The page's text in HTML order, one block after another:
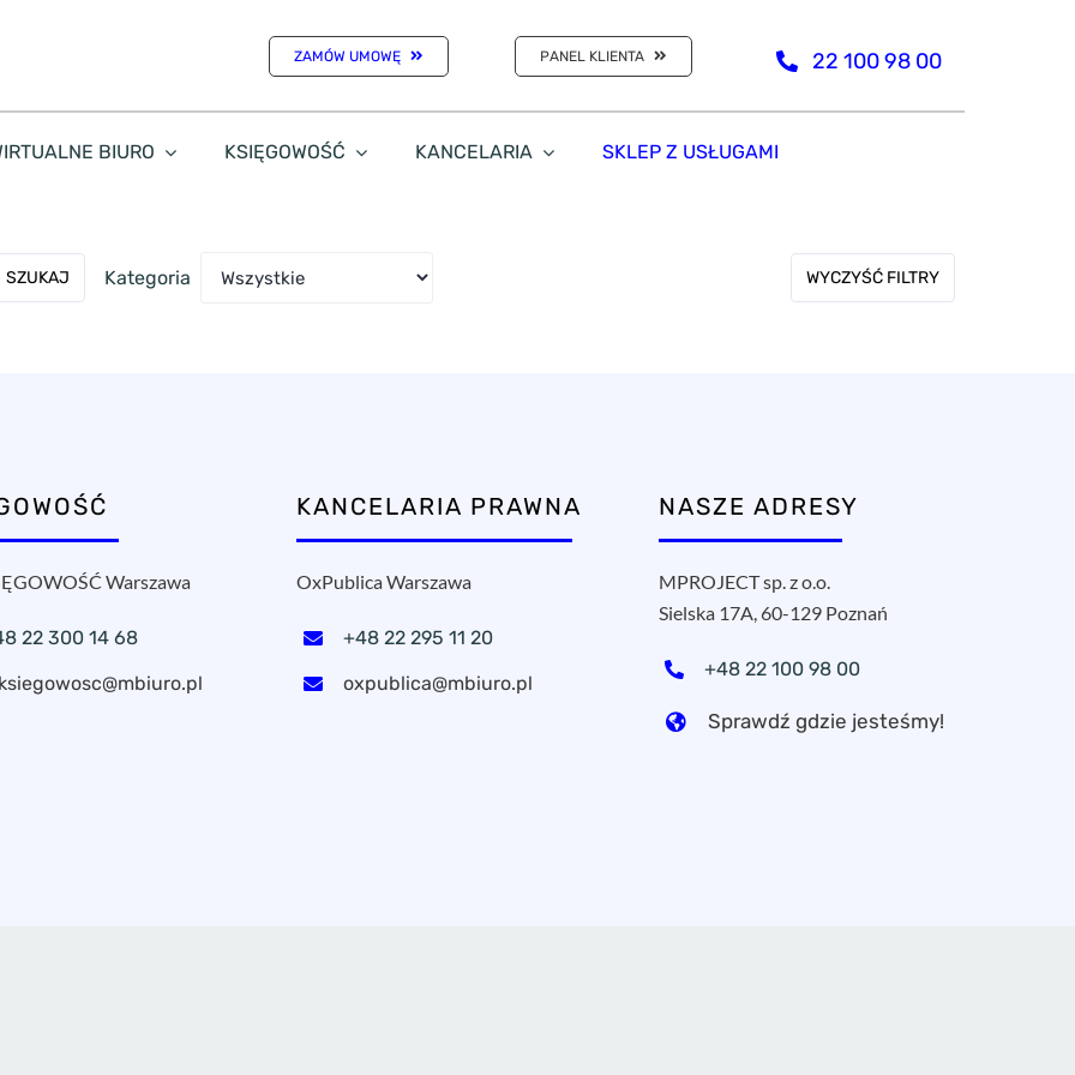
ZAMÓW UMOWĘ PANEL KLIENTA 22 100 98 00
BIURO KSIĘGOWOŚĆ KANCELARIA SKLEP Z USŁUGAMI
SZUKAJ Kategoria WYCZYŚĆ FILTRY
Warszawa
22 300 14 68
KANCELARIA PRAWNA
OxPublica Warszawa
+48 22 295 11 20
oxpublica@mbiuro.pl
NASZE ADRESY
MPROJECT sp. z o.o.
Sielska 17A, 60-129 Poznań
+48 22 100 98 00
Sprawdź gdzie jesteśmy!